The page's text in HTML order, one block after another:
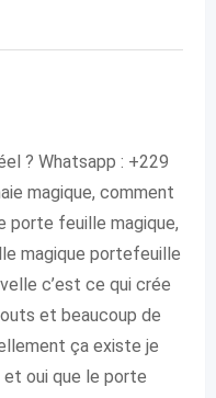
? Whatsapp : +229
magique, comment
porte feuille magique,
magique portefeuille
c’est ce qui crée
et beaucoup de
ça existe je
et oui que le porte